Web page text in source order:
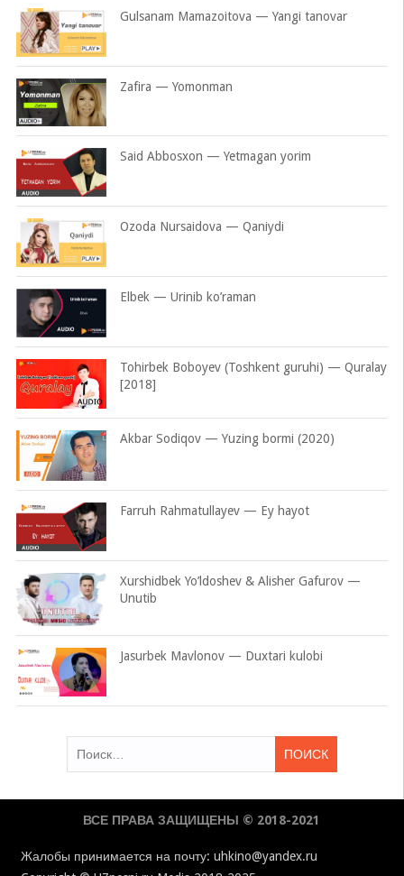
Gulsanam Mamazoitova — Yangi tanovar
Zafira — Yomonman
Said Abbosxon — Yetmagan yorim
Ozoda Nursaidova — Qaniydi
Elbek — Urinib ko’raman
Tohirbek Boboyev (Toshkent guruhi) — Quralay
[2018]
Akbar Sodiqov — Yuzing bormi (2020)
Farruh Rahmatullayev — Ey hayot
Xurshidbek Yo’ldoshev & Alisher Gafurov —
Unutib
Jasurbek Mavlonov — Duxtari kulobi
ВСЕ ПРАВА ЗАЩИЩЕНЫ © 2018-2021
Жалобы принимается на почту: uhkino@yandex.ru